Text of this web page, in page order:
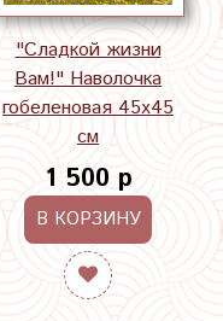
"Сладкой жизни
Вам!" Наволочка
гобеленовая 45х45
см
1 500 р
В КОРЗИНУ